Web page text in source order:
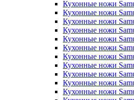
Кухонные ножи
Кухонные ножи
Кухонные ножи
Кухонные ножи
Кухонные ножи
Кухонные ножи
Кухонные ножи
Кухонные ножи
Кухонные ножи
Кухонные ножи
Кухонные ножи